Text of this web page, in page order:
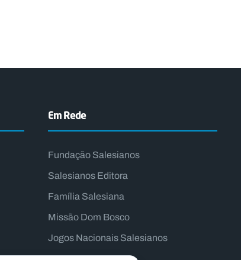
Em Rede
Fundação Salesianos
Salesianos Editora
Família Salesiana
Missão Dom Bosco
Jogos Nacionais Salesianos